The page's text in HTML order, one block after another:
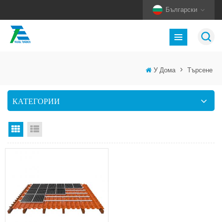
Български
У Дома > Търсене
КАТЕГОРИИ
Изглед на мрежата